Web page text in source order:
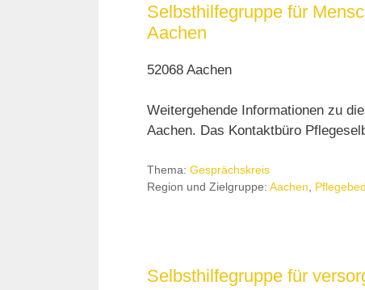
Selbsthilfegruppe für
Aachen
52068 Aachen
Weitergehende Informationen zu
Aachen. Das Kontaktbüro
Thema: Gesprächskreis
Region und Zielgruppe: Aachen
Selbsthilfegruppe für